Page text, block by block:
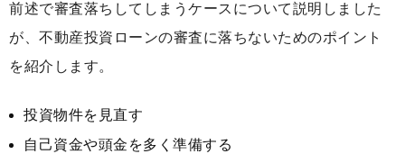
前述で審査落ちしてしまうケースについて説明しました
が、不動産投資ローンの審査に落ちないためのポイント
を紹介します。
投資物件を見直す
自己資金や頭金を多く準備する